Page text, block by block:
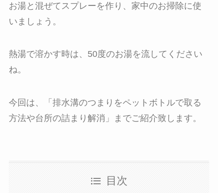
お湯と混ぜてスプレーを作り、家中のお掃除に使
いましょう。
熱湯で溶かす時は、50度のお湯を流してください
ね。
今回は、「排水溝のつまりをペットボトルで取る
方法や台所の詰まり解消」までご紹介致します。
目次